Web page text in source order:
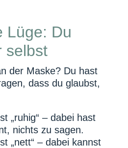
Lüge: Du
selbst
der Maske? Du hast
dass du glaubst,
„ruhig“ – dabei hast
nichts zu sagen.
„nett“ – dabei kannst